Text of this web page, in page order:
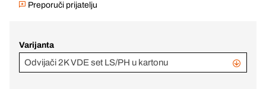
Preporuči prijatelju
Varijanta
Odvijači 2K VDE set LS/PH u kartonu